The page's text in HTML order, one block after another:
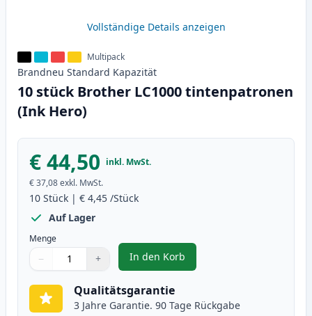
Vollständige Details anzeigen
Multipack
Brandneu Standard Kapazität
10 stück Brother LC1000 tintenpatronen
(Ink Hero)
€ 44,50 inkl. MwSt.
€ 37,08exkl. MwSt.
10 Stück | € 4,45 /Stück
Auf Lager
Menge
Verwenden Sie die Tasten, um anzupassen
− +
1
In den Korb
, 10 stück Brother LC1000
Qualitätsgarantie
3 Jahre Garantie. 90 Tage Rückgabe